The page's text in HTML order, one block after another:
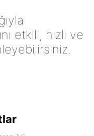
etkili, hızlı ve